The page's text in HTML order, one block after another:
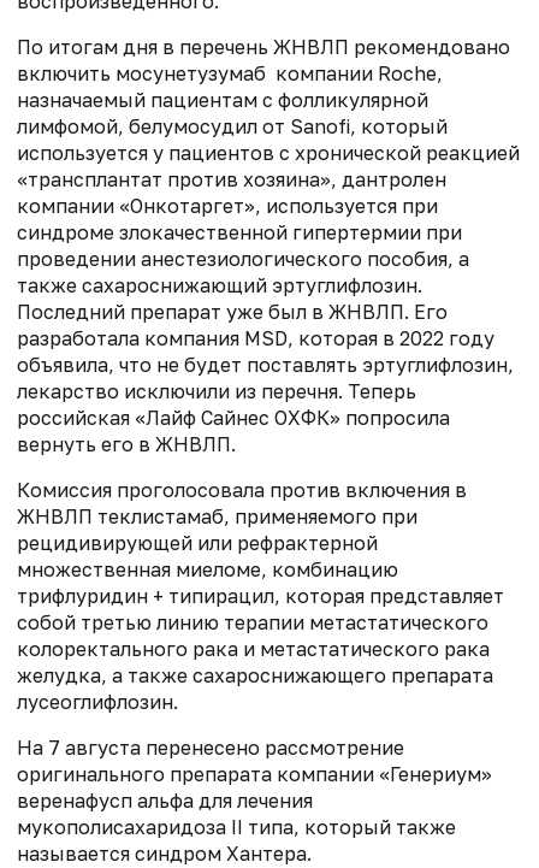
По итогам дня в перечень ЖНВЛП рекомендовано
включить мосунетузумаб компании Roche,
назначаемый пациентам с фолликулярной
лимфомой, белумосудил от Sanofi, который
используется у пациентов с хронической реакцией
«трансплантат против хозяина», дантролен
компании «Онкотаргет», используется при
синдроме злокачественной гипертермии при
проведении анестезиологического пособия, а
также сахароснижающий эртуглифлозин.
Последний препарат уже был в ЖНВЛП. Его
разработала компания MSD, которая в 2022 году
объявила, что не будет поставлять эртуглифлозин,
лекарство исключили из перечня. Теперь
российская «Лайф Сайнес ОХФК» попросила
вернуть его в ЖНВЛП.
Комиссия проголосовала против включения в
ЖНВЛП теклистамаб, применяемого при
рецидивирующей или рефрактерной
множественная миеломе, комбинацию
трифлуридин + типирацил, которая представляет
собой третью линию терапии метастатического
колоректального рака и метастатического рака
желудка, а также сахароснижающего препарата
лусеоглифлозин.
На 7 августа перенесено рассмотрение
оригинального препарата компании «Генериум»
веренафусп альфа для лечения
мукополисахаридоза II типа, который также
называется синдром Хантера.